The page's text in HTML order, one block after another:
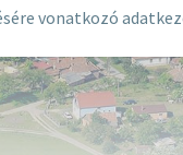
vonatkozó